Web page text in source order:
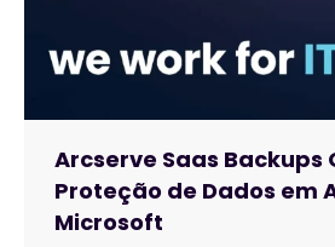
Arcserve Saas Backups
Proteção de Dados em
Microsoft